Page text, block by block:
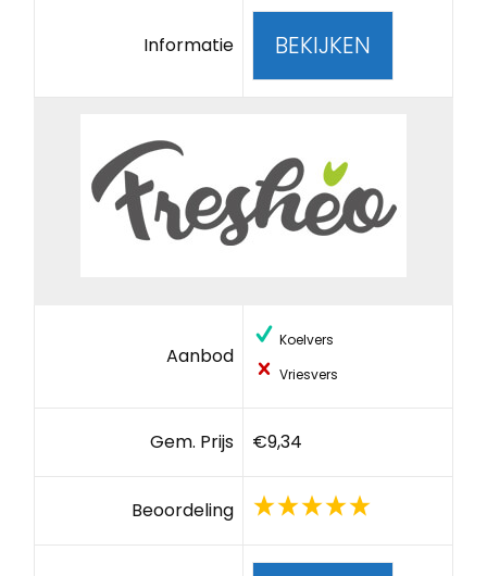
Informatie BEKIJKEN
Aanbod
Koelvers
Vriesvers
Gem. Prijs €9,34
Beoordeling